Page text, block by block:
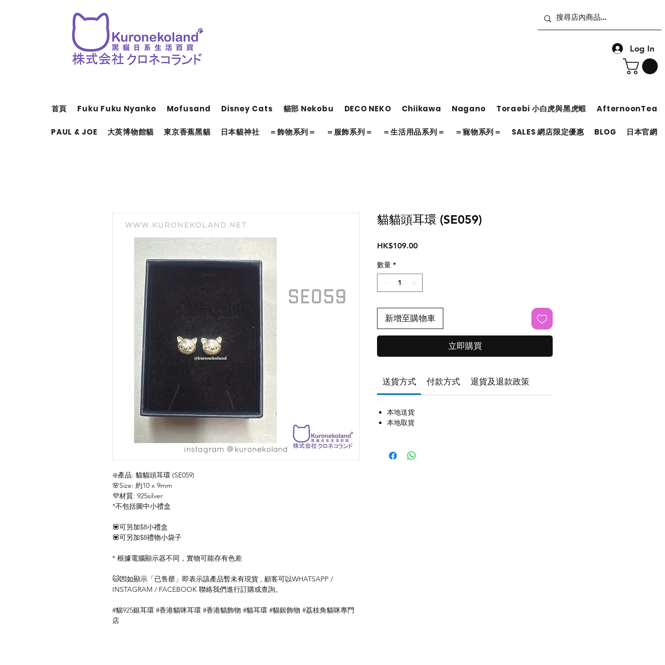
Log In
首頁 Fuku Fuku Nyanko Mofusand Disney Cats 貓部 Nekobu DECO NEKO Chiikawa Nagano Toraebi 小白虎與黑虎蝦 AfternoonTea
PAUL & JOE 大英博物館貓 東京香蕉黑貓 日本貓神社 ＝飾物系列＝ ＝服飾系列＝ ＝生活用品系列＝ ＝寵物系列＝ SALES 網店限定優惠 BLOG 日本官網
❇️產品: 貓貓頭耳環 (SE059)
🌸Size: 約10 x 9mm
💜材質: 925silver
*不包括圖中小禮盒
💟可另加$8小禮盒
💟可另加$8禮物小袋子
* 根據電腦顯示器不同，實物可能存有色差
🐱💌如顯示「已售罄」即表示該產品暫未有現貨 , 顧客可以WHATSAPP /
INSTAGRAM / FACEBOOK 聯絡我們進行訂購或查詢。
#貓925銀耳環 #香港貓咪耳環 #香港貓飾物 #貓耳環 #貓銀飾物 #荔枝角貓咪專門
店
貓貓頭耳環 (SE059)
HK$109.00價
數量 *
新增至購物車
立即購買
送貨方式 付款方式 退貨及退款政策
本地送貨
本地取貨